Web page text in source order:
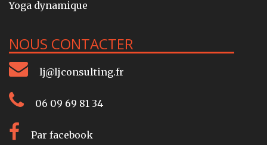
Yoga dynamique
NOUS CONTACTER
lj@ljconsulting.fr
06 09 69 81 34
Par facebook